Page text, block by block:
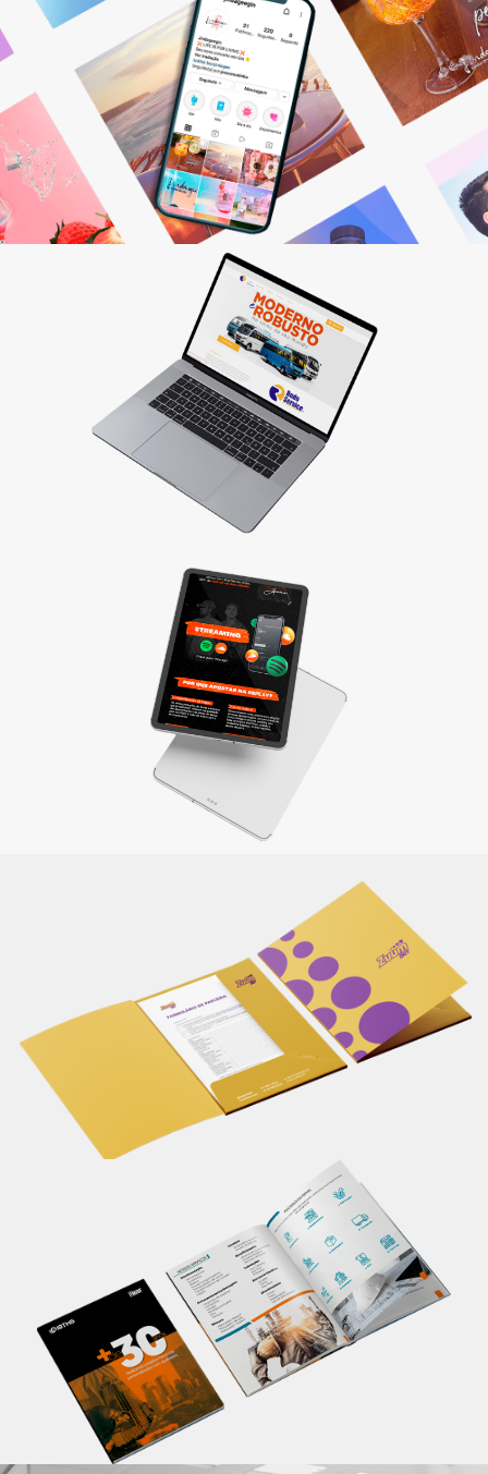
Gestão de Redes Sociais
Otimizamos resultados! Fazemos o planejamento,
produção e monitoramento dos seus canais digitais.
Saiba mais
Quer vender pela internet? Desenvolvemos sites
personalizados que fazem seu cliente comprar!
Saiba mais
Materiais de apresentação e Mídia kit
Divulgue sua empresa com um material completo e
elaborado de maneira criativa, reforçando sua identidade e
a qualidade dos produtos/serviços oferecidos.
Não basta ser bom. Precisa mostrar que é! Elaboramos o
seu material de apresentação.
Apresente informações completas sobre seu
produto/serviço em um único lugar, de maneira
profissional. Um material personalizado impacta em
melhores resultados.
Saiba mais